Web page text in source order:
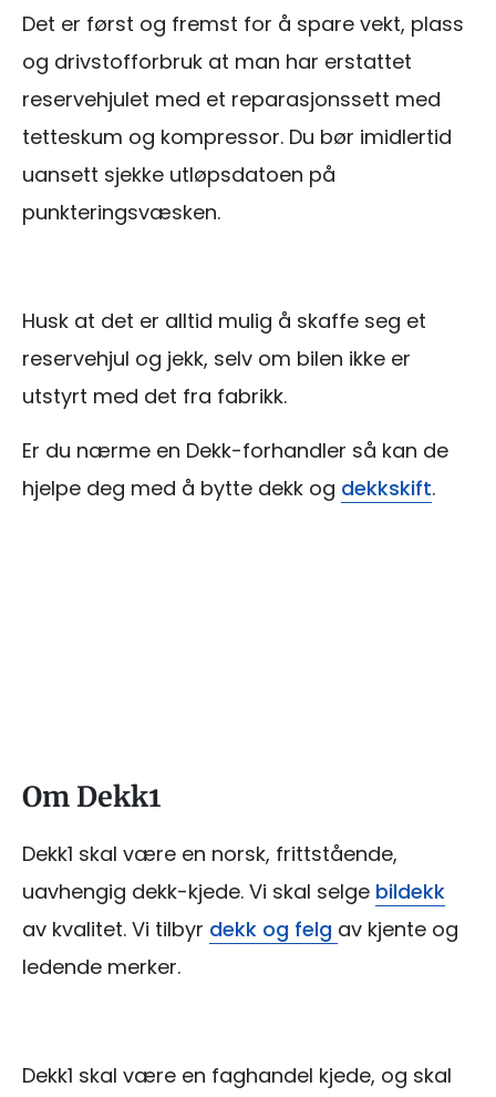
Det er først og fremst for å spare vekt, plass
og drivstofforbruk at man har erstattet
reservehjulet med et reparasjonssett med
tetteskum og kompressor. Du bør imidlertid
uansett sjekke utløpsdatoen på
punkteringsvæsken.
Husk at det er alltid mulig å skaffe seg et
reservehjul og jekk, selv om bilen ikke er
utstyrt med det fra fabrikk.
Er du nærme en Dekk-forhandler så kan de
hjelpe deg med å bytte dekk og dekkskift.
Om Dekk1
Dekk1 skal være en norsk, frittstående,
uavhengig dekk-kjede. Vi skal selge bildekk
av kvalitet. Vi tilbyr dekk og felg av kjente og
ledende merker.
Dekk1 skal være en faghandel kjede, og skal